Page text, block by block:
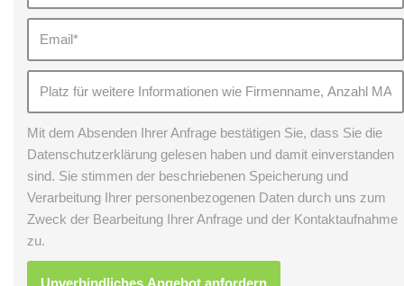
Mit dem Absenden Ihrer Anfrage bestätigen Sie, dass Sie die
Datenschutzerklärung gelesen haben und damit einverstanden
sind. Sie stimmen der beschriebenen Speicherung und
Verarbeitung Ihrer personenbezogenen Daten durch uns zum
Zweck der Bearbeitung Ihrer Anfrage und der Kontaktaufnahme
zu.